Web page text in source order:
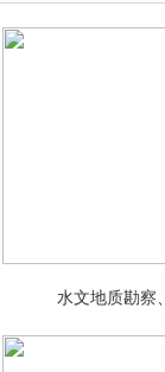
水文地质勘察